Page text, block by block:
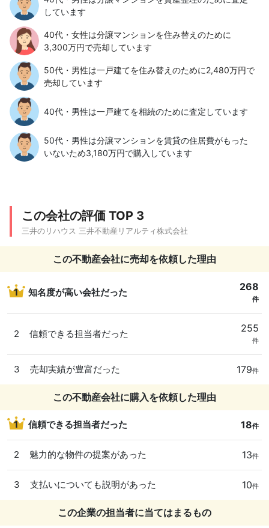
しています
40代・女性は分譲マンションを住み替えのために
3,300万円で売却しています
50代・男性は一戸建てを住み替えのために2,480万円で
売却しています
40代・男性は一戸建てを相続のために査定しています
50代・男性は分譲マンションを賃貸の住居費がもった
いないため3,180万円で購入しています
この会社の評価 TOP 3
三井のリハウス 三井不動産リアルティ株式会社
この不動産会社に売却を依頼した理由
1 知名度が高い会社だった 268
件
2 信頼できる担当者だった 255
件
3 売却実績が豊富だった 179件
この不動産会社に購入を依頼した理由
1 信頼できる担当者だった 18件
2 魅力的な物件の提案があった 13件
3 支払いについても説明があった 10件
この企業の担当者に当てはまるもの